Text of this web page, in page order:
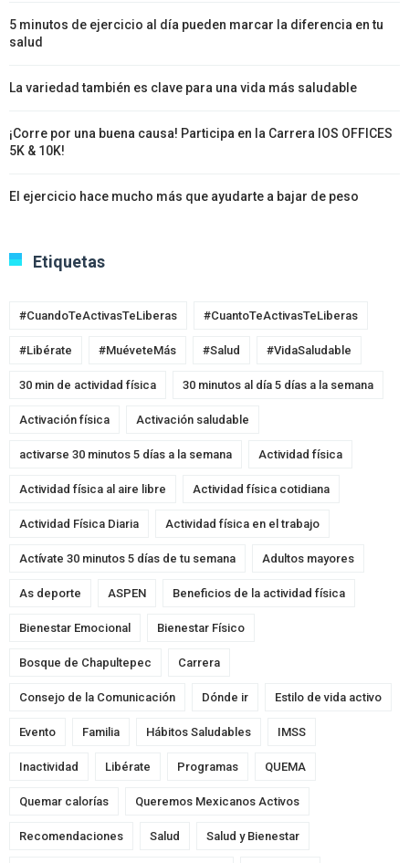
5 minutos de ejercicio al día pueden marcar la diferencia en tu
salud
La variedad también es clave para una vida más saludable
¡Corre por una buena causa! Participa en la Carrera IOS OFFICES
5K & 10K!
El ejercicio hace mucho más que ayudarte a bajar de peso
Etiquetas
#CuandoTeActivasTeLiberas #CuantoTeActivasTeLiberas
#Libérate #MuéveteMás #Salud #VidaSaludable
30 min de actividad física 30 minutos al día 5 días a la semana
Activación física Activación saludable
activarse 30 minutos 5 días a la semana Actividad física
Actividad física al aire libre Actividad física cotidiana
Actividad Física Diaria Actividad física en el trabajo
Actívate 30 minutos 5 días de tu semana Adultos mayores
As deporte ASPEN Beneficios de la actividad física
Bienestar Emocional Bienestar Físico
Bosque de Chapultepec Carrera
Consejo de la Comunicación Dónde ir Estilo de vida activo
Evento Familia Hábitos Saludables IMSS
Inactividad Libérate Programas QUEMA
Quemar calorías Queremos Mexicanos Activos
Recomendaciones Salud Salud y Bienestar